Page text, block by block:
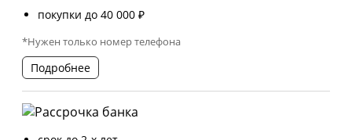
покупки до 40 000 ₽
*Нужен только номер телефона
Подробнее